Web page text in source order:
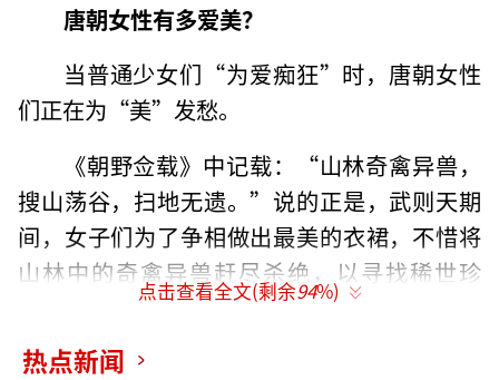
唐朝女性有多爱美？
当普通少女们“为爱痴狂”时，唐朝女性
们正在为“美”发愁。
《朝野佥载》中记载：“山林奇禽异兽，
搜山荡谷，扫地无遗。”说的正是，武则天期
间，女子们为了争相做出最美的衣裙，不惜将
山林中的奇禽异兽赶尽杀绝，以寻找稀世珍
材。这霹雳手段，丝毫不逊于掠夺良家妇女的
昏君庸官。
点击查看全文(剩余94%)
热点新闻